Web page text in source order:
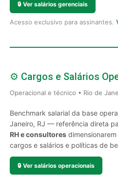
🔒 Ver salários gerenciais
Acesso exclusivo para assinantes.
⚙️ Cargos e Salários
Operacional e técnico • Rio de
Benchmark salarial da base
Janeiro, RJ — referência direta
RH e consultores
cargos e salários e políticas de
🔒 Ver salários operacionais